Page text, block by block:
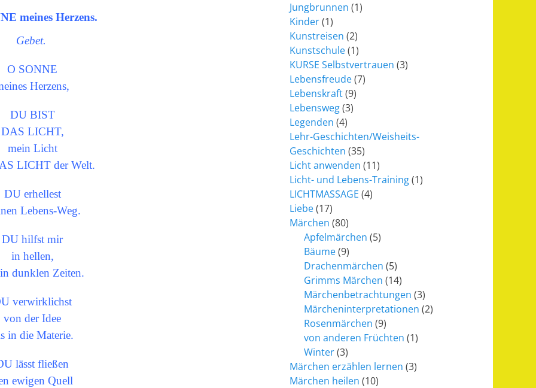
meines Herzens.
Gebet.
O SONNE
Herzens,
DU BIST
DAS LICHT,
mein Licht
LICHT der Welt.
DU erhellest
Lebens-Weg.
DU hilfst mir
in hellen,
dunklen Zeiten.
verwirklichst
von der Idee
in die Materie.
lässt fließen
ewigen Quell
Jungbrunnen (1)
Kinder(1)
Kunstreisen (2)
Kunstschule(1)
KURSE Selbstvertrauen (3)
Lebensfreude(7)
Lebenskraft(9)
Lebensweg(3)
Legenden (4)
Lehr-Geschichten/Weisheits-
Geschichten (35)
Licht anwenden (11)
Licht- und Lebens-Training(1)
LICHTMASSAGE (4)
Liebe(17)
Märchen (80)
Apfelmärchen (5)
Bäume(9)
Drachenmärchen (5)
Grimms Märchen (14)
Märchenbetrachtungen (3)
Märcheninterpretationen (2)
Rosenmärchen (9)
von anderen Früchten (1)
Winter(3)
Märchen erzählen lernen (3)
Märchen heilen (10)